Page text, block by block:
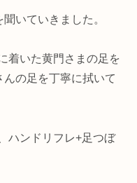
いていきました。
着いた黄門さまの足を
の足を丁寧に拭いて
ハンドリフレ+足つぼ